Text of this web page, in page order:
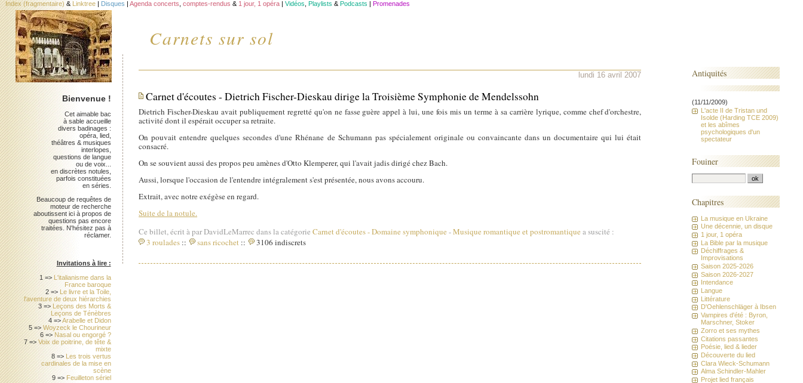
Carnets sur sol
Index (fragmentaire) & Linktree | Disques | Agenda concerts comptes-rendus & 1 jour, 1 opéra | Vidéos Playlists & Podcasts | Promenades
lundi 16 avril 2007
Carnet d'écoutes - Dietrich Fischer-Dieskau dirige la Troisième Symphonie de Mendelssohn
Dietrich Fischer-Dieskau avait publiquement regretté qu'on ne fasse guère appel à lui, une fois mis un terme à sa carrière lyrique, comme chef d'orchestre,
activité dont il espérait occuper sa retraite.
On pouvait entendre quelques secondes d'une Rhénane de Schumann pas spécialement originale ou convaincante dans un documentaire qui lui était
consacré.
On se souvient aussi des propos peu amènes d'Otto Klemperer, qui l'avait jadis dirigé chez Bach.
Aussi, lorsque l'occasion de l'entendre intégralement s'est présentée, nous avons accouru.
Extrait, avec notre exégèse en regard.
Suite de la notule.
Ce billet, écrit à par DavidLeMarrec dans la catégorieCarnet d'écoutes-Domaine symphonique-Musique romantique et postromantiquea suscité :
3 roulades :: sans ricochet :: 3106 indiscrets
Bienvenue !
Cet aimable bac
à sable accueille
divers badinages :
opéra, lied,
théâtres & musiques
interlopes,
questions de langue
ou de voix...
en discrètes notules,
parfois constituées
en séries.
Beaucoup de requêtes de
moteur de recherche
aboutissent ici à propos de
questions pas encore
traitées. N'hésitez pas à
réclamer.
Invitations à lire :
1 => L'italianisme dans la
France baroque
2 => Le livre et la Toile,
l'aventure de deux hiérarchies
3 => Leçons des Morts &
Leçons de Ténèbres
4 =>Arabelle et Didon
5 =>Woyzeck le Chourineur
6 => Nasal ou engorgé ?
7 =>Voix de poitrine, de tête &
mixte
8 => Les trois vertus
cardinales de la mise en
scène
9 => Feuilleton sériel
Antiquités
(11/11/2009)
L'acte II de Tristan und
Isolde (Harding TCE 2009)
et les abîmes
psychologiques d'un
spectateur
Fouiner
Chapitres
La musique en Ukraine
Une décennie, un disque
1 jour, 1 opéra
La Bible par la musique
Déchiffrages &
Improvisations
Saison 2025-2026
Saison 2026-2027
Intendance
Langue
Littérature
D'Oehlenschläger à Ibsen
Vampires d'été : Byron,
Marschner, Stoker
Zorro et ses mythes
Citations passantes
Poésie, lied & lieder
Découverte du lied
Clara Wieck-Schumann
Alma Schindler-Mahler
Projet lied français